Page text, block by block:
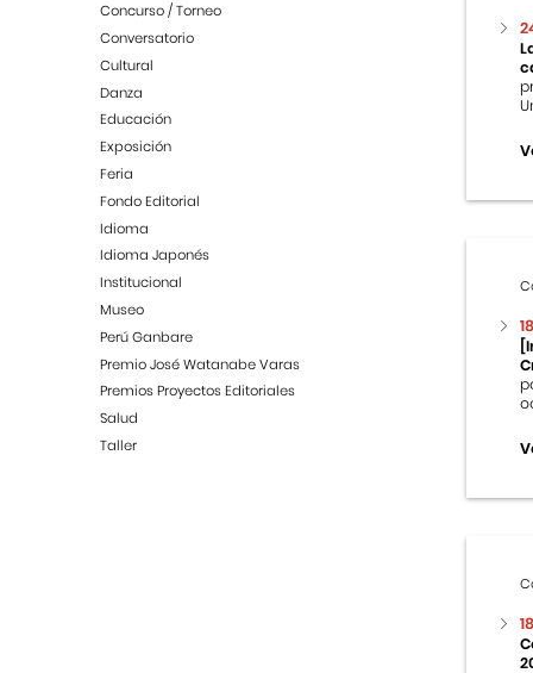
Concurso / Torneo
Conversatorio
Cultural
Danza
Educación
Exposición
Feria
Fondo Editorial
Idioma
Idioma Japonés
Institucional
Museo
Perú Ganbare
Premio José Watanabe Varas
Premios Proyectos Editoriales
Salud
Taller